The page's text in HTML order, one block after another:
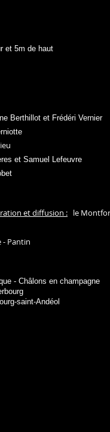
et 5m de haut
Berthillot et Frédéri Vernier
et Samuel Lefeuvre
et diffusion : le
- Pantin
- Châlons en champagne
saint-Andéol